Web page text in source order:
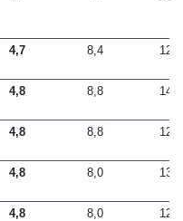
4,7 8,4 12,3
4,8 8,8 14,7
4,8 8,8 12,8
4,8 8,0 13,1
4,8 8,0 12,6